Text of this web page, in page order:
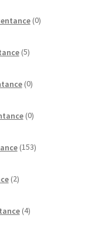
0izdelkov
5izdelkov
0izdelkov
0izdelkov
153izdelkov
2izdelka
4izdelki